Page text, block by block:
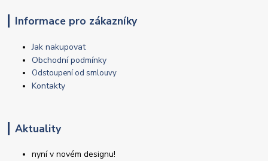
Informace pro zákazníky
Jak nakupovat
Obchodní podmínky
Odstoupení od smlouvy
Kontakty
Aktuality
nyní v novém designu!